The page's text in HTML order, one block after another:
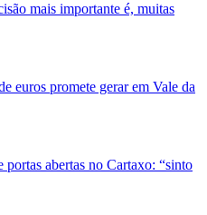
mais importante é, muitas
euros promete gerar em Vale da
portas abertas no Cartaxo: “sinto